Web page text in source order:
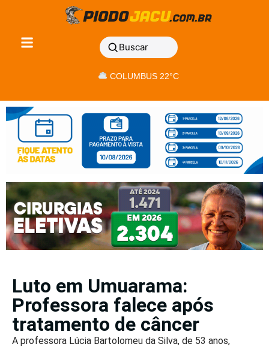
Buscar
COLUMBUS 22°C
Luto em Umuarama:
Professora falece após
tratamento de câncer
A professora Lúcia Bartolomeu da Silva, de 53 anos,